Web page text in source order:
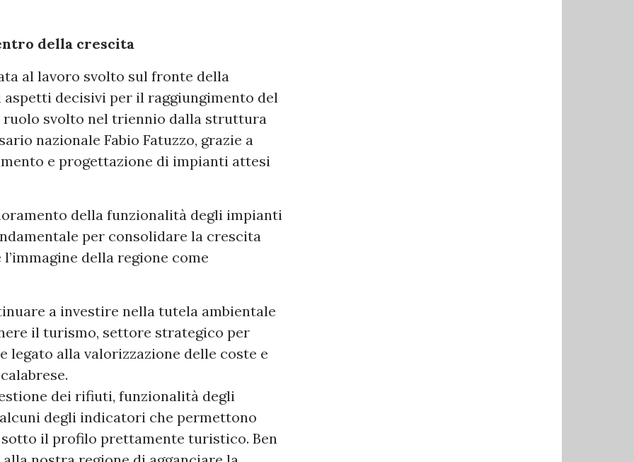
della crescita
al lavoro svolto sul fronte della
decisivi per il raggiungimento del
ruolo svolto nel triennio dalla struttura
nazionale Fabio Fatuzzo, grazie a
e progettazione di impianti attesi
della funzionalità degli impianti
per consolidare la crescita
della regione come
a investire nella tutela ambientale
il turismo, settore strategico per
legato alla valorizzazione delle coste e
dei rifiuti, funzionalità degli
degli indicatori che permettono
il profilo prettamente turistico. Ben